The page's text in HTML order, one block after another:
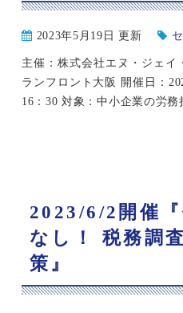
2023年5月19日 更新
主催：株式会社エヌ・ジェイ
ランフロント大阪 開催日：
16：30 対象：中小企業の労
2023/6/2開催
なし！ 税務調
策』